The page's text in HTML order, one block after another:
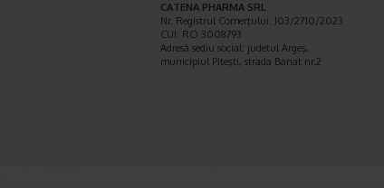
CATENA PHARMA SRL
Nr. Registrul Comerţului: J03/2710/2023
CUI: RO 3008793
Adresă sediu social: judetul Argeş,
municipiul Piteşti, strada Banat nr.2